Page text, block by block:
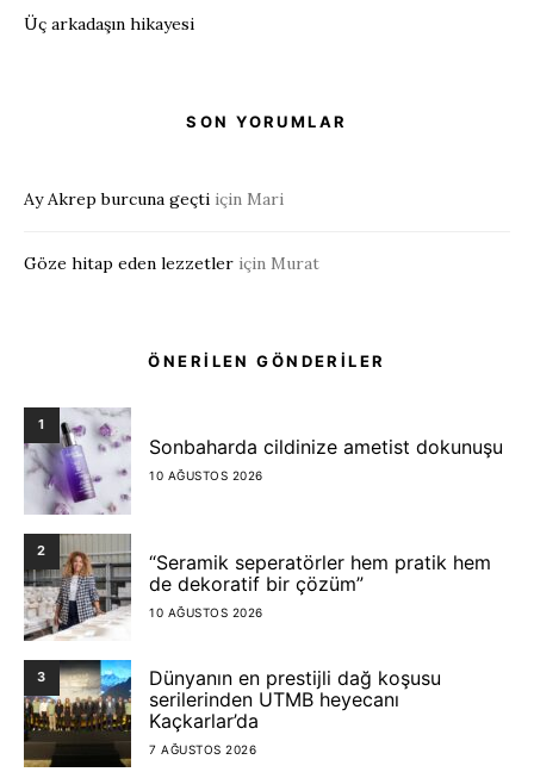
Üç arkadaşın hikayesi
SON YORUMLAR
Ay Akrep burcuna geçti için Mari
Göze hitap eden lezzetler için Murat
ÖNERİLEN GÖNDERİLER
1
Sonbaharda cildinize ametist dokunuşu
10 AĞUSTOS 2026
2
“Seramik seperatörler hem pratik hem
de dekoratif bir çözüm”
10 AĞUSTOS 2026
3
Dünyanın en prestijli dağ koşusu
serilerinden UTMB heyecanı
Kaçkarlar’da
7 AĞUSTOS 2026